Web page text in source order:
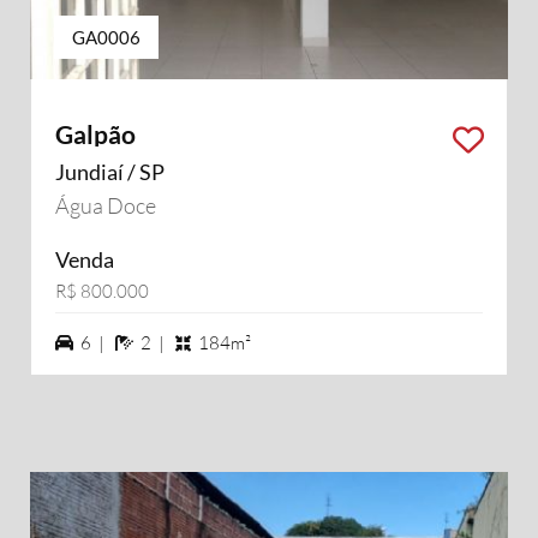
GA0006
Galpão
Jundiaí / SP
Água Doce
Venda
R$ 800.000
6 vagas na garagem
6 | 2 banheiros
2 | 184m²